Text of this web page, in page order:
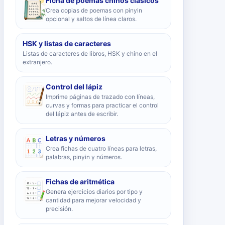
Crea copias de poemas con pinyin
opcional y saltos de línea claros.
HSK y listas de caracteres
Listas de caracteres de libros, HSK y chino en el
extranjero.
Control del lápiz
Imprime páginas de trazado con líneas,
curvas y formas para practicar el control
del lápiz antes de escribir.
Letras y números
Crea fichas de cuatro líneas para letras,
palabras, pinyin y números.
Fichas de aritmética
Genera ejercicios diarios por tipo y
cantidad para mejorar velocidad y
precisión.